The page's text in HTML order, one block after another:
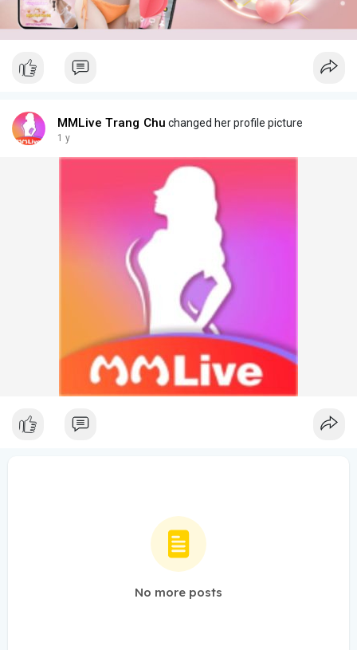
MMLive Trang Chu changed her profile picture
1 y
No more posts